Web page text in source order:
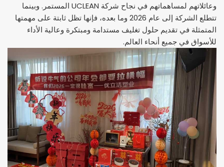
وعائلاتهم لمساهماتهم في نجاح شركة UCLEAN المستمر. وبينما
تتطلع الشركة إلى عام 2026 وما بعده، فإنها تظل ثابتة على مهمتها
المتمثلة في تقديم حلول تغليف مستدامة ومبتكرة وعالية الأداء
للأسواق في جميع أنحاء العالم.